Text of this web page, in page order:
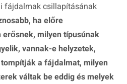
fájdalmak csillapításának
ha előre
milyen típusúnak
vannak-e helyzetek,
a fájdalmat, milyen
váltak be eddig és melyek